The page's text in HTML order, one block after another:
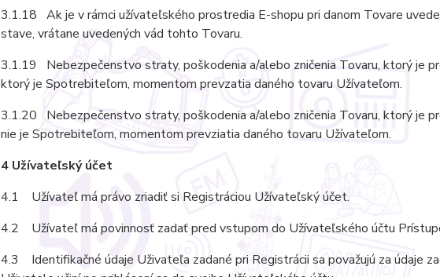
3.1.18 Ak je v rámci užívateľského prostredia E-shopu pri danom Tovare
stave, vrátane uvedených vád tohto Tovaru.
3.1.19 Nebezpečenstvo straty, poškodenia a/alebo zničenia Tovaru, ktorý je
ktorý je Spotrebiteľom, momentom prevzatia daného tovaru Užívateľom.
3.1.20 Nebezpečenstvo straty, poškodenia a/alebo zničenia Tovaru, ktorý je
nie je Spotrebiteľom, momentom prevziatia daného tovaru Užívateľom.
4 Užívateľský účet
4.1 Užívateľ má právo zriadiť si Registráciou Užívateľský účet.
4.2 Užívateľ má povinnosť zadať pred vstupom do Užívateľského účtu
4.3 Identifikačné údaje Uživateľa zadané pri Registrácii sa považujú za údaje